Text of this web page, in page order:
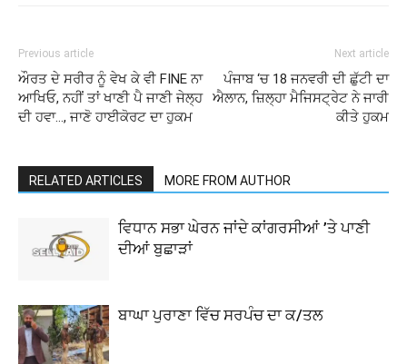
Previous article
ਔਰਤ ਦੇ ਸਰੀਰ ਨੂੰ ਵੇਖ ਕੇ ਵੀ FINE ਨਾ
ਆਖਿਓ, ਨਹੀਂ ਤਾਂ ਖਾਣੀ ਪੈ ਜਾਣੀ ਜੇਲ੍ਹ
ਦੀ ਹਵਾ…, ਜਾਣੋ ਹਾਈਕੋਰਟ ਦਾ ਹੁਕਮ
Next article
ਪੰਜਾਬ ‘ਚ 18 ਜਨਵਰੀ ਦੀ ਛੁੱਟੀ ਦਾ
ਐਲਾਨ, ਜ਼ਿਲ੍ਹਾ ਮੈਜਿਸਟ੍ਰੇਟ ਨੇ ਜਾਰੀ
ਕੀਤੇ ਹੁਕਮ
RELATED ARTICLES MORE FROM AUTHOR
ਵਿਧਾਨ ਸਭਾ ਘੇਰਨ ਜਾਂਦੇ ਕਾਂਗਰਸੀਆਂ ’ਤੇ ਪਾਣੀ
ਦੀਆਂ ਬੁਛਾੜਾਂ
ਬਾਘਾ ਪੁਰਾਣਾ ਵਿੱਚ ਸਰਪੰਚ ਦਾ ਕ/ਤਲ